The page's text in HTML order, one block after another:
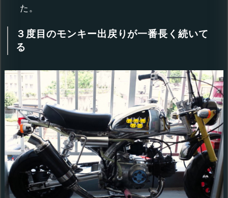
た。
３度目のモンキー出戻りが一番長く続いて
る